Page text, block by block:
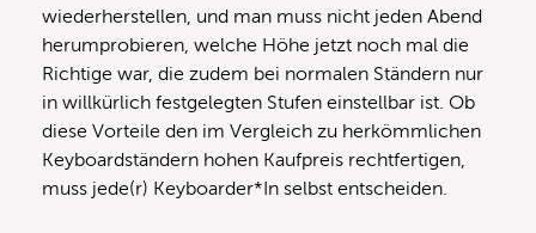
wiederherstellen, und man muss nicht jeden Abend
herumprobieren, welche Höhe jetzt noch mal die
Richtige war, die zudem bei normalen Ständern nur
in willkürlich festgelegten Stufen einstellbar ist. Ob
diese Vorteile den im Vergleich zu herkömmlichen
Keyboardständern hohen Kaufpreis rechtfertigen,
muss jede(r) Keyboarder*In selbst entscheiden.